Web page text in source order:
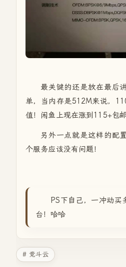
最关键的还是放在最后
单，当内存是512M来说，
值！闲鱼上现在涨到115+包邮
另外一点就是这样的配
个服务应该没有问题！
PS下自己，一冲动买
台！哈哈
# 竞斗云